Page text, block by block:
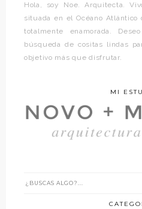
Hola, soy Noe. Arquitecta.
situada en el Océano
totalmente enamorada.
búsqueda de cositas lindas
objetivo más que disfrutar.
MI